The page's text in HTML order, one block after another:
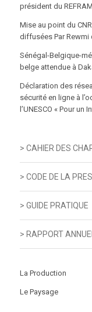
président du REFRAM
Mise au point du
diffusées Par Rewmi
Sénégal-Belgique-
belge attendue à
Déclaration des
sécurité en ligne à
l’UNESCO « Pour un
> CAHIER DES
> CODE DE LA
> GUIDE PRATIQUE
> RAPPORT ANNUEL
La Production
Le Paysage